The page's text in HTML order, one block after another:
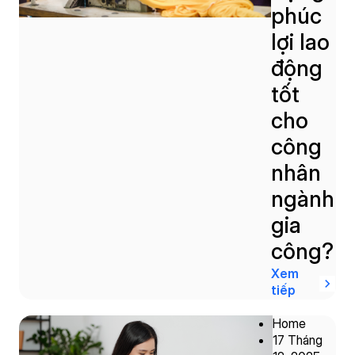
phúc
lợi lao
động
tốt
cho
công
nhân
ngành
gia
công?
Xem
tiếp
Home
17 Tháng